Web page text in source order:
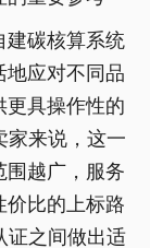
建碳核算系统
地应对不同品
更具操作性的
家来说，这一
围越广，服务
价比的上标路
证之间做出适